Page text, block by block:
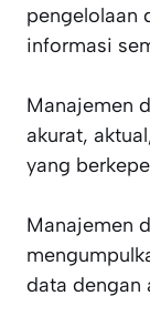
pengelolaan
informasi
Manajemen
akurat,
yang
Manajemen
data dengan